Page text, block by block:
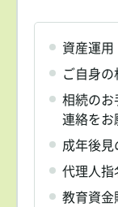
資産運
ご自身
相続のお
連絡をお
成年後
代理人指
教育資